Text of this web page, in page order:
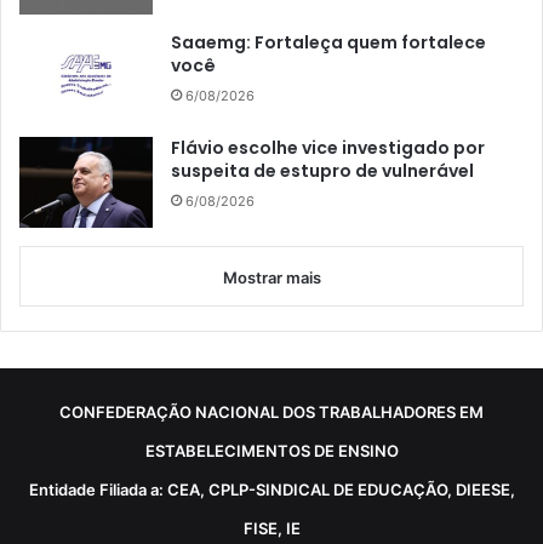
Saaemg: Fortaleça quem fortalece
você
6/08/2026
Flávio escolhe vice investigado por
suspeita de estupro de vulnerável
6/08/2026
Mostrar mais
CONFEDERAÇÃO NACIONAL DOS TRABALHADORES EM
ESTABELECIMENTOS DE ENSINO
Entidade Filiada a: CEA, CPLP-SINDICAL DE EDUCAÇÃO, DIEESE,
FISE, IE